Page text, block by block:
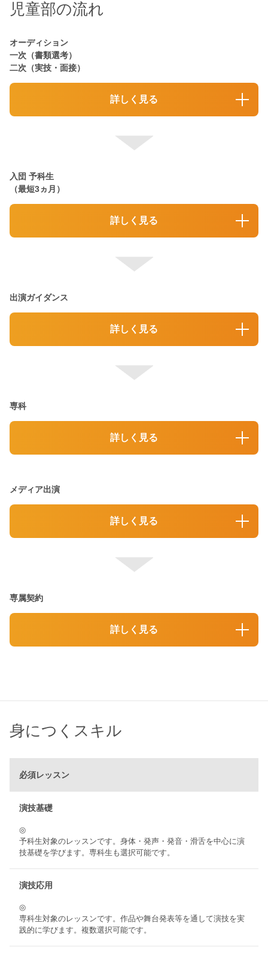
児童部の流れ
オーディション
一次（書類選考）
二次（実技・面接）
詳しく見る
入団 予科生
（最短3ヵ月）
詳しく見る
出演ガイダンス
詳しく見る
専科
詳しく見る
メディア出演
詳しく見る
専属契約
詳しく見る
身につくスキル
必須レッスン
演技基礎
◎
予科生対象のレッスンです。身体・発声・発音・滑舌を中心に演
技基礎を学びます。専科生も選択可能です。
演技応用
◎
専科生対象のレッスンです。作品や舞台発表等を通して演技を実
践的に学びます。複数選択可能です。